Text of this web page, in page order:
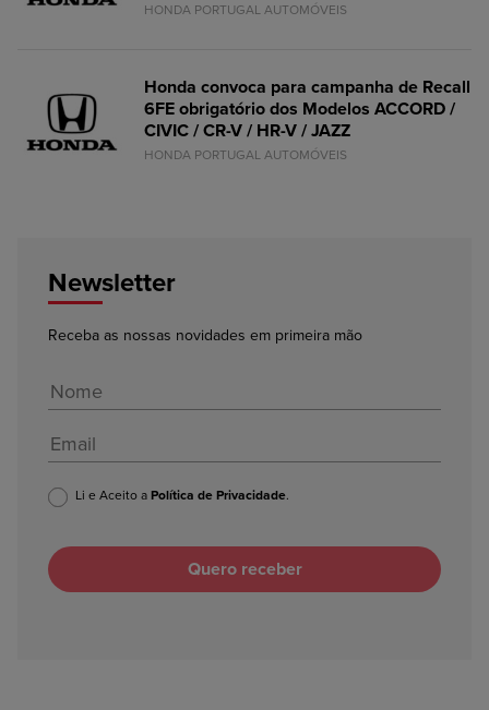
HONDA PORTUGAL AUTOMÓVEIS
Honda convoca para campanha de Recall
6FE obrigatório dos Modelos ACCORD /
CIVIC / CR-V / HR-V / JAZZ
HONDA PORTUGAL AUTOMÓVEIS
Newsletter
Receba as nossas novidades em primeira mão
Li e Aceito a Política de Privacidade